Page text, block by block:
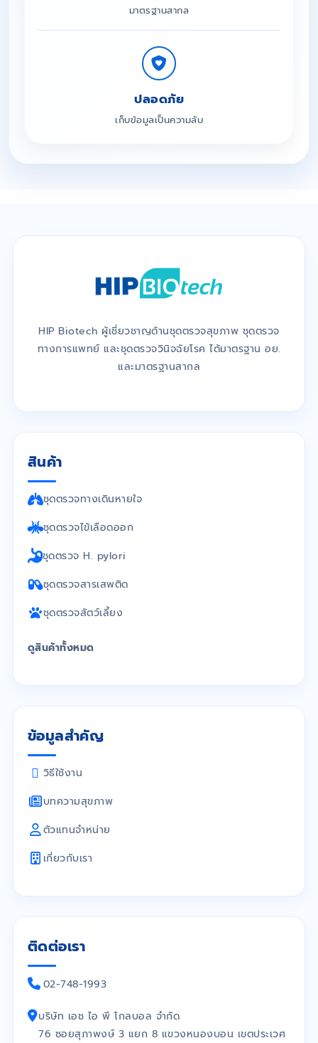
มาตรฐานสากล
ปลอดภัย
เก็บข้อมูลเป็นความลับ
HIP Biotech ผู้เชี่ยวชาญด้านชุดตรวจสุขภาพ ชุดตรวจ
ทางการแพทย์ และชุดตรวจวินิจฉัยโรค ได้มาตรฐาน อย.
และมาตรฐานสากล
สินค้า
ชุดตรวจทางเดินหายใจ
ชุดตรวจไข้เลือดออก
ชุดตรวจ H. pylori
ชุดตรวจสารเสพติด
ชุดตรวจสัตว์เลี้ยง
ดูสินค้าทั้งหมด
ข้อมูลสำคัญ
วิธีใช้งาน
บทความสุขภาพ
ตัวแทนจำหน่าย
เกี่ยวกับเรา
ติดต่อเรา
02-748-1993
บริษัท เอช ไอ พี โกลบอล จำกัด
76 ซอยสุภาพงษ์ 3 แยก 8 แขวงหนองบอน เขตประเวศ